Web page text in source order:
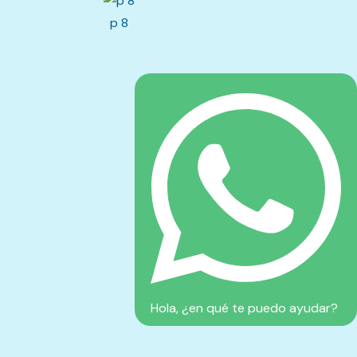
p 8
Hola, ¿en qué te puedo ayudar?